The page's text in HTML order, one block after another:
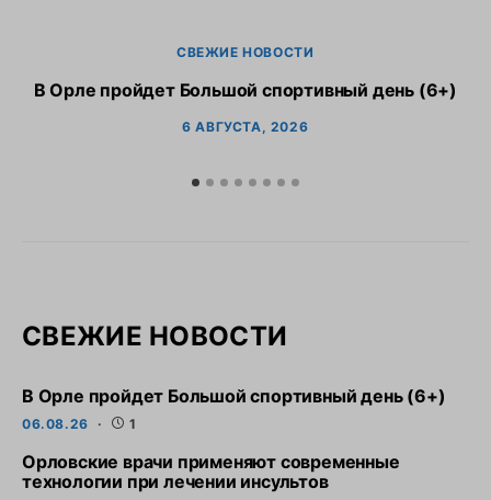
СВЕЖИЕ НОВОСТИ
В Орле пройдет Большой спортивный день (6+)
6 АВГУСТА, 2026
СВЕЖИЕ НОВОСТИ
В Орле пройдет Большой спортивный день (6+)
06.08.26 1
Орловские врачи применяют современные
технологии при лечении инсультов